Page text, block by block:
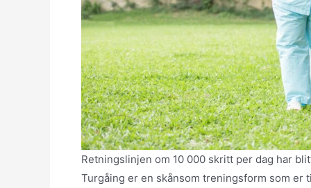
Retningslinjen om 10 000 skritt per dag har
Turgåing er en skånsom treningsform som